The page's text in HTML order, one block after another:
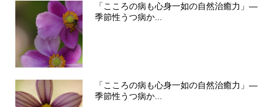
「こころの病も心身一如の自然治癒力」―
季節性うつ病か...
「こころの病も心身一如の自然治癒力」―
季節性うつ病か...